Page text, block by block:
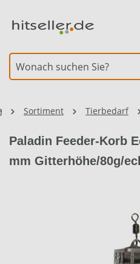
Sortiment Tierbedarf
Paladin Feeder-Korb
mm Gitterhöhe/80g/